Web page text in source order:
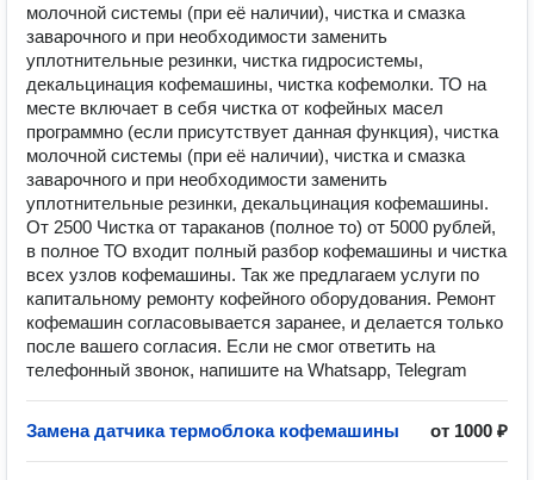
молочной системы (при её наличии), чистка и смазка
заварочного и при необходимости заменить
уплотнительные резинки, чистка гидросистемы,
декальцинация кофемашины, чистка кофемолки. ТО на
месте включает в себя чистка от кофейных масел
программно (если присутствует данная функция), чистка
молочной системы (при её наличии), чистка и смазка
заварочного и при необходимости заменить
уплотнительные резинки, декальцинация кофемашины.
От 2500 Чистка от тараканов (полное то) от 5000 рублей,
в полное ТО входит полный разбор кофемашины и чистка
всех узлов кофемашины. Так же предлагаем услуги по
капитальному ремонту кофейного оборудования. Ремонт
кофемашин согласовывается заранее, и делается только
после вашего согласия. Если не смог ответить на
телефонный звонок, напишите на Whatsapp, Telegram
Замена датчика термоблока кофемашины от 1000 ₽